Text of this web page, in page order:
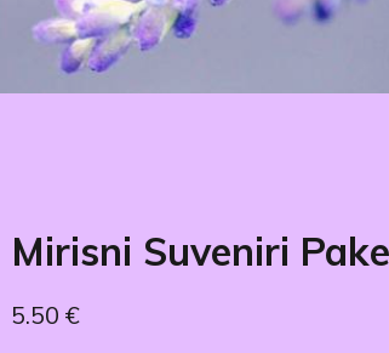
Mirisni Suveniri
5.50 €